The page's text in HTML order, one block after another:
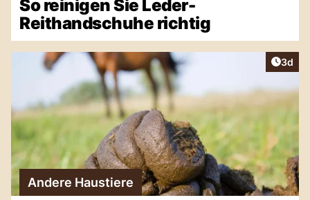
So reinigen Sie Leder-
Reithandschuhe richtig
3d
Andere Haustiere